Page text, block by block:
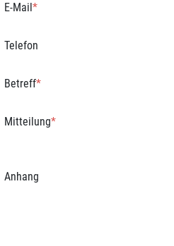
E-Mail*
Telefon
Betreff*
Mitteilung*
Anhang